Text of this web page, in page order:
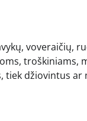
voveraičių,
troškiniams,
džiovintus